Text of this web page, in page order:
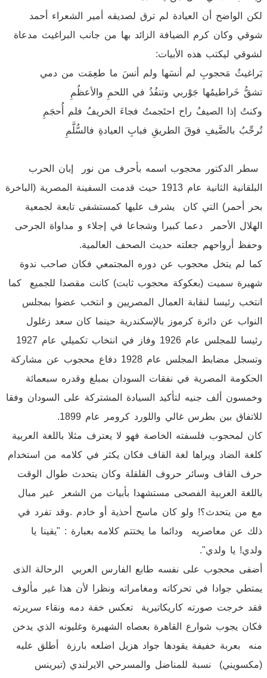
لكن الواضح أن العيادة لم ترق لصديقه أمير الشعراء أحمد
شوقي وكان كرم الضيافة الزائد بها من جانب البراغيث مدعاة
لشوقي ليكتب هذه الأبيات:
بَراغيثُ مَحجوبِ لم أنسَها ولم أنسَ ما طعِمَت من دمي
تشقُّ خَراطيمُها جَوْربي وتنفُذُ في اللحمِ والأعظُمِ
وكنتُ إذا الصيفُ راح احتَجمتُ فجاءَ الخريفُ فلم أُحجَمِ
تُرحِّبُ بالضَّيفِ فوقَ الطريقِ فبابِ العيادةِ فالسُّلَّمِ
سطر الدكتور محجوب اسمه بأحرف من نور إبان الحرب
البلقانية الثانية عام 1913 حيث قدمت السفينة المصرية (الباخرة
بحر أحمر) التي كان يشرف عليها كمستشفى تابعة لجمعية
الهلال الأحمر دعما كبيرا وشجاعا في إجلاء و مداواة الجرحى
وحفظ أرواحهم جعلته حديث الصحف العالمية.
كما لم يتخل محجوب عن دوره المجتمعي فكان صاحب ندوة
شهيرة سميت (بعكوكة محجوب ثابت) كانت مقصدا للجميع كما
انتخب رئيسا لنقابة العمال المصريين و انتخب عضوا بمجلس
النواب عن دائرة كرموز بالإسكندرية حينما كان سعد زغلول
رئيسا للمجلس عام 1926 وفاز في انتخاب تكميلي عام 1927
وتسجل مضابط المجلس عام 1928 دفاع محجوب عن مشاركة
الحكومة المصرية في نفقات السودان بمبلغ وقدره سبعمائة
وخمسون ألف جنيه لتأكيد السيادة المشتركة على السودان وفقا
للاتفاق بين بطرس غالي واللورد كرومر عام 1899.
كان لمحجوب فلسفته الخاصة فهو لا يعترف مثلا باللغة العربية
كلغة الضاد ويراها لغة القاف فكان يكثر في كلامه من استخدام
حرف القاف وسائر حروف القلقلة وكان يتحدث طوال الوقت
باللغة العربية الفصحى مستشهدا بأبيات من الشعر غير مبال
مع من يتحدث؟! ولو كان ماسح أحذية أو خادم .وقد تفرد في
ذلك عن معاصريه ودائما ما يختتم كلامه بعبارة : "يقينا يا
ولدي! يا ولدي".
أضفى محجوب على نفسه طابع الفارس العربي الرحالة الذى
يمتطي جوادا في تحركاته ومغامراته ونظرا لأن هذا غير مألوف
فقد خرجت صورته كاريكاتيرية تعكس خفة دمه ونقاء سريرته
فكان يجوب شوارع القاهرة بعصاه الشهيرة وغليونه الذي يدخن
منه بعربة خفيفة يقودها جواد هزيل اضلعه بارزة أطلق عليه
(مكسويني) نسبة للمناضل والمسرحي الايرلندي (تيرينس